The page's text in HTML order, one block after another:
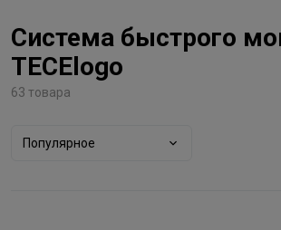
Система быстрого
TECElogo
63 товара
Популярное